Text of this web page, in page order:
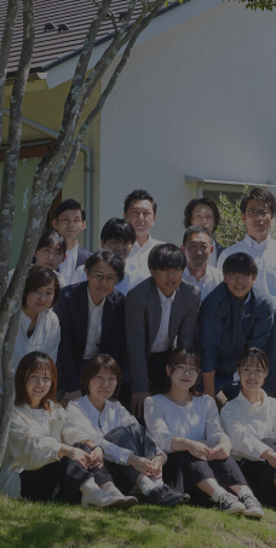
新築・リノベ
家づくりの考え
性能
暮らし方のご
薪ストー
平屋の暮
四季を感
アフターサ
家づくりの流れ